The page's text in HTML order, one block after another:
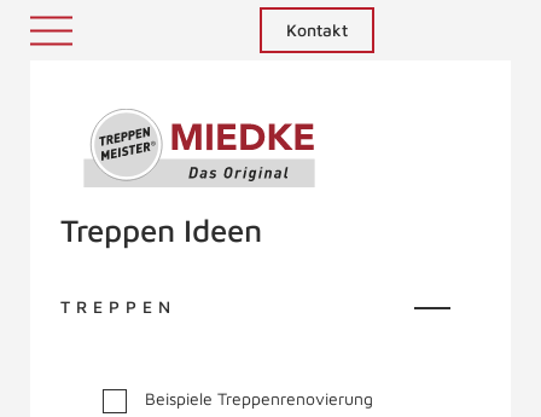
Kontakt
Treppen Ideen
TREPPEN
Beispiele Treppenrenovierung